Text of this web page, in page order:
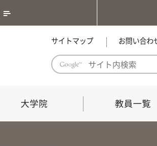
サイトマップ お問い合わ
大学院 教員一覧